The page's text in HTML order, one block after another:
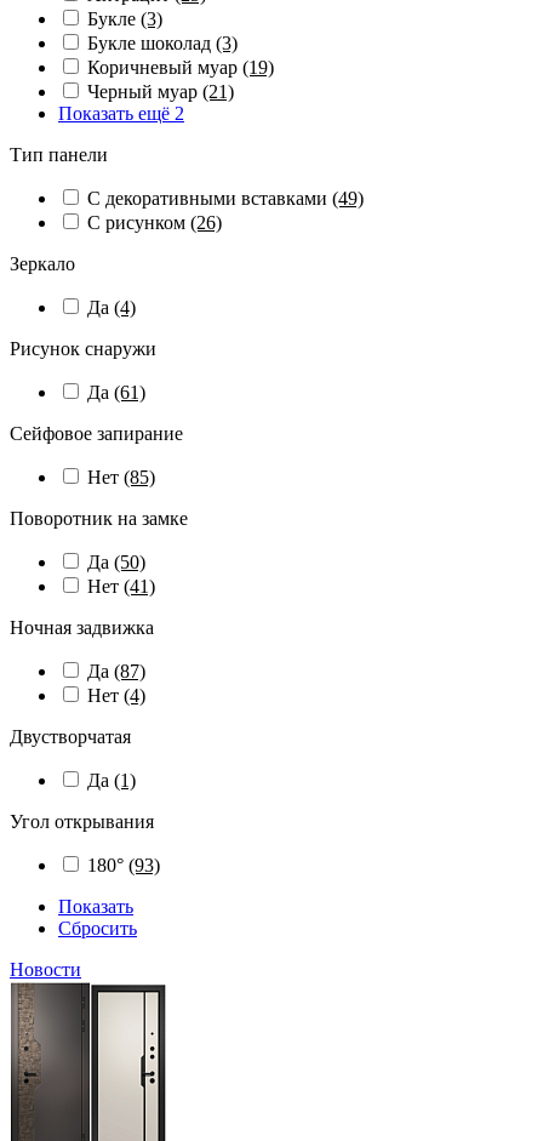
Букле (3)
Букле шоколад (3)
Коричневый муар (19)
Черный муар (21)
Показать ещё 2
Тип панели
С декоративными вставками (49)
С рисунком (26)
Зеркало
Да (4)
Рисунок снаружи
Да (61)
Сейфовое запирание
Нет (85)
Поворотник на замке
Да (50)
Нет (41)
Ночная задвижка
Да (87)
Нет (4)
Двустворчатая
Да (1)
Угол открывания
180° (93)
Показать
Сбросить
Новости